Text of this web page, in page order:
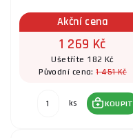
Akční cena
1 269 Kč
Ušetříte 182 Kč
Původní cena:1 451 Kč
ks KOUPIT